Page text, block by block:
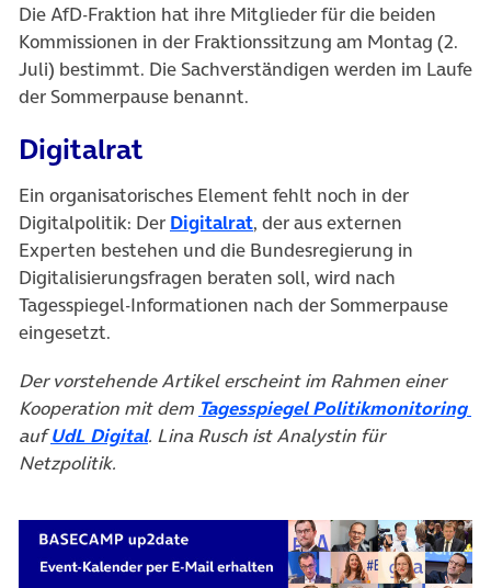
Die AfD-Fraktion hat ihre Mitglieder für die beiden
Kommissionen in der Fraktionssitzung am Montag (2.
Juli) bestimmt. Die Sachverständigen werden im Laufe
der Sommerpause benannt.
Digitalrat
Ein organisatorisches Element fehlt noch in der
Digitalpolitik: Der Digitalrat(öffnet in neuem Tab)
, der aus externen
Experten bestehen und die Bundesregierung in
Digitalisierungsfragen beraten soll, wird nach
Tagesspiegel-Informationen nach der Sommerpause
eingesetzt.
Der vorstehende Artikel erscheint im Rahmen einer
Kooperation mit dem Tagesspiegel Politikmonitoring
aufUdL Digital(öffnet in neuem Tab)
. Lina Rusch ist Analystin für
Netzpolitik.